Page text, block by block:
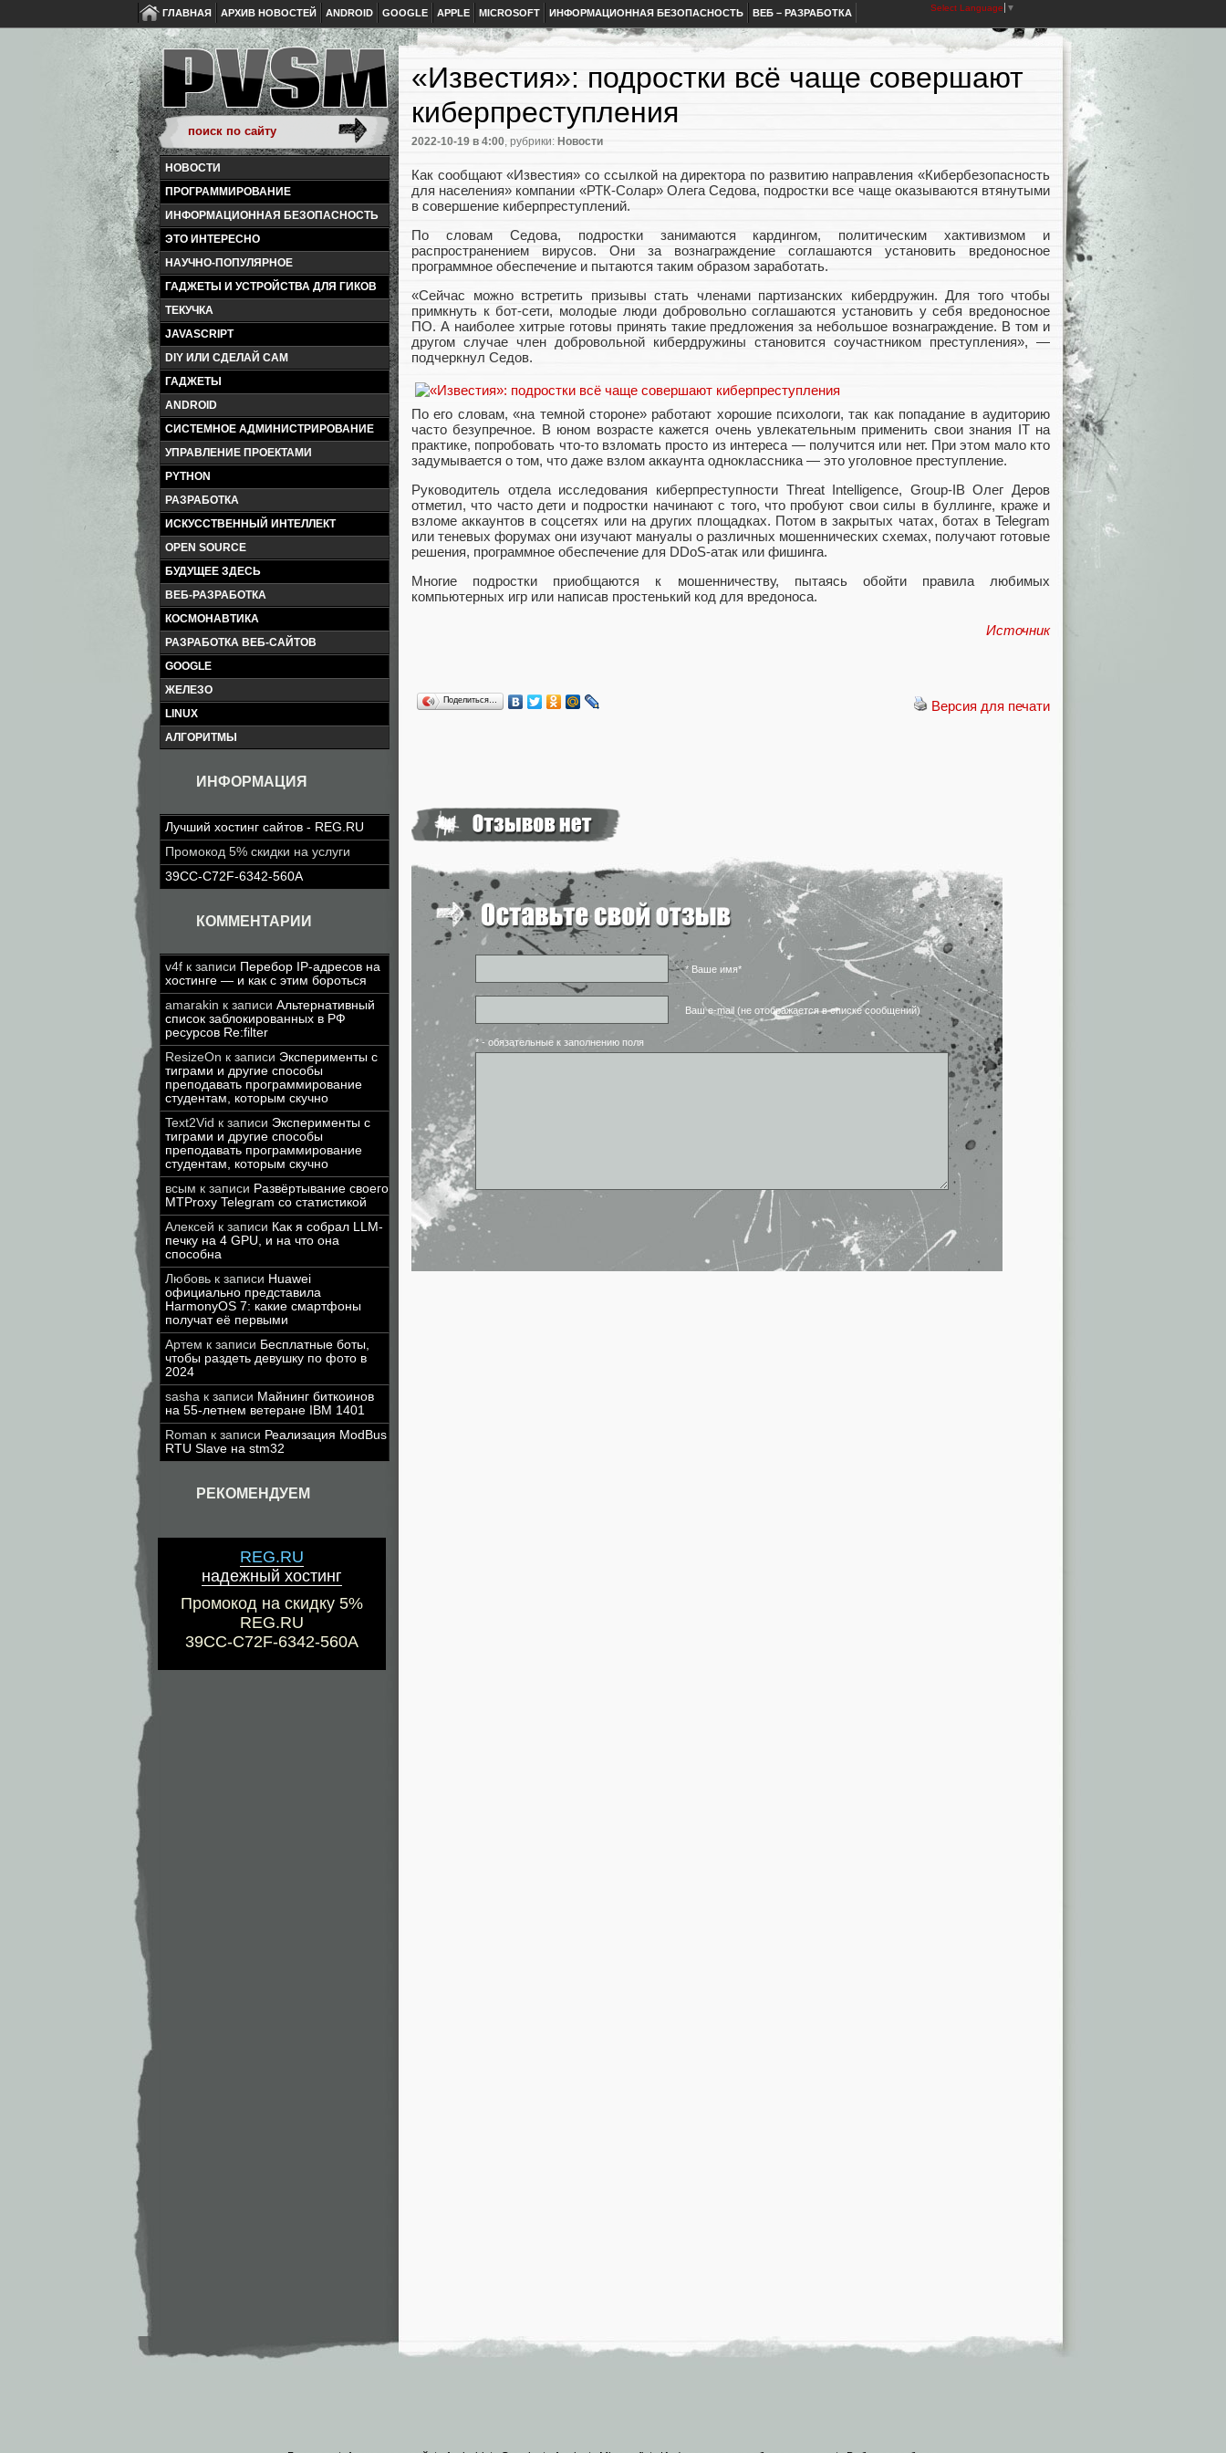
ГЛАВНАЯ АРХИВ НОВОСТЕЙ ANDROID GOOGLE APPLE MICROSOFT ИНФОРМАЦИОННАЯ БЕЗОПАСНОСТЬ ВЕБ – РАЗРАБОТКА Select Language ▼
НОВОСТИ
ПРОГРАММИРОВАНИЕ
ИНФОРМАЦИОННАЯ БЕЗОПАСНОСТЬ
ЭТО ИНТЕРЕСНО
НАУЧНО-ПОПУЛЯРНОЕ
ГАДЖЕТЫ И УСТРОЙСТВА ДЛЯ ГИКОВ
ТЕКУЧКА
JAVASCRIPT
DIY ИЛИ СДЕЛАЙ САМ
ГАДЖЕТЫ
ANDROID
СИСТЕМНОЕ АДМИНИСТРИРОВАНИЕ
УПРАВЛЕНИЕ ПРОЕКТАМИ
PYTHON
РАЗРАБОТКА
ИСКУССТВЕННЫЙ ИНТЕЛЛЕКТ
OPEN SOURCE
БУДУЩЕЕ ЗДЕСЬ
ВЕБ-РАЗРАБОТКА
КОСМОНАВТИКА
РАЗРАБОТКА ВЕБ-САЙТОВ
GOOGLE
ЖЕЛЕЗО
LINUX
АЛГОРИТМЫ
ИНФОРМАЦИЯ
Лучший хостинг сайтов - REG.RU
Промокод 5% скидки на услуги
39CC-C72F-6342-560A
КОММЕНТАРИИ
v4f к записи Перебор IP-адресов на
хостинге — и как с этим бороться
amarakin к записи Альтернативный
список заблокированных в РФ
ресурсов Re:filter
ResizeOn к записи Эксперименты с
тиграми и другие способы
преподавать программирование
студентам, которым скучно
Text2Vid к записи Эксперименты с
тиграми и другие способы
преподавать программирование
студентам, которым скучно
всым к записи Развёртывание своего
MTProxy Telegram со статистикой
Алексей к записи Как я собрал LLM-
печку на 4 GPU, и на что она
способна
Любовь к записи Huawei
официально представила
HarmonyOS 7: какие смартфоны
получат её первыми
Артем к записи Бесплатные боты,
чтобы раздеть девушку по фото в
2024
sasha к записи Майнинг биткоинов
на 55-летнем ветеране IBM 1401
Roman к записи Реализация ModBus
RTU Slave на stm32
РЕКОМЕНДУЕМ
REG.RU
надежный хостинг
Промокод на скидку 5%
REG.RU
39CC-C72F-6342-560A
«Известия»: подростки всё чаще совершают
киберпреступления
2022-10-19 в 4:00, рубрики: Новости
Как сообщают «Известия» со ссылкой на директора по развитию направления «Кибербезопасность
для населения» компании «РТК-Солар» Олега Седова, подростки все чаще оказываются втянутыми
в совершение киберпреступлений.
По словам Седова, подростки занимаются кардингом, политическим хактивизмом и
распространением вирусов. Они за вознаграждение соглашаются установить вредоносное
программное обеспечение и пытаются таким образом заработать.
«Сейчас можно встретить призывы стать членами партизанских кибердружин. Для того чтобы
примкнуть к бот-сети, молодые люди добровольно соглашаются установить у себя вредоносное
ПО. А наиболее хитрые готовы принять такие предложения за небольшое вознаграждение. В том и
другом случае член добровольной кибердружины становится соучастником преступления», —
подчеркнул Седов.
По его словам, «на темной стороне» работают хорошие психологи, так как попадание в аудиторию
часто безупречное. В юном возрасте кажется очень увлекательным применить свои знания IT на
практике, попробовать что-то взломать просто из интереса — получится или нет. При этом мало кто
задумывается о том, что даже взлом аккаунта одноклассника — это уголовное преступление.
Руководитель отдела исследования киберпреступности Threat Intelligence, Group-IB Олег Деров
отметил, что часто дети и подростки начинают с того, что пробуют свои силы в буллинге, краже и
взломе аккаунтов в соцсетях или на других площадках. Потом в закрытых чатах, ботах в Telegram
или теневых форумах они изучают мануалы о различных мошеннических схемах, получают готовые
решения, программное обеспечение для DDoS-атак или фишинга.
Многие подростки приобщаются к мошенничеству, пытаясь обойти правила любимых
компьютерных игр или написав простенький код для вредоноса.
Источник
Версия для печати
Поделиться…
* Ваше имя*
Ваш e-mail (не отображается в списке сообщений)
* - обязательные к заполнению поля